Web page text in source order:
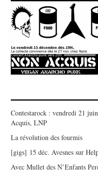
Contestarock : vendredi 21
Acquis, LNP
La révolution des fourmis
[gigs] 15 déc. Avesnes sur
Avec Mullet des N’Enfants